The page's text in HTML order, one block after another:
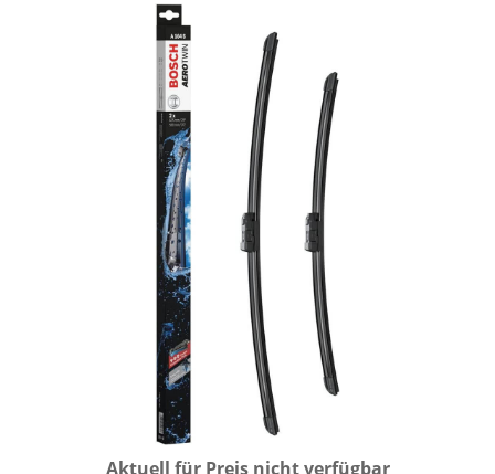
Aktuell für Preis nicht verfügbar